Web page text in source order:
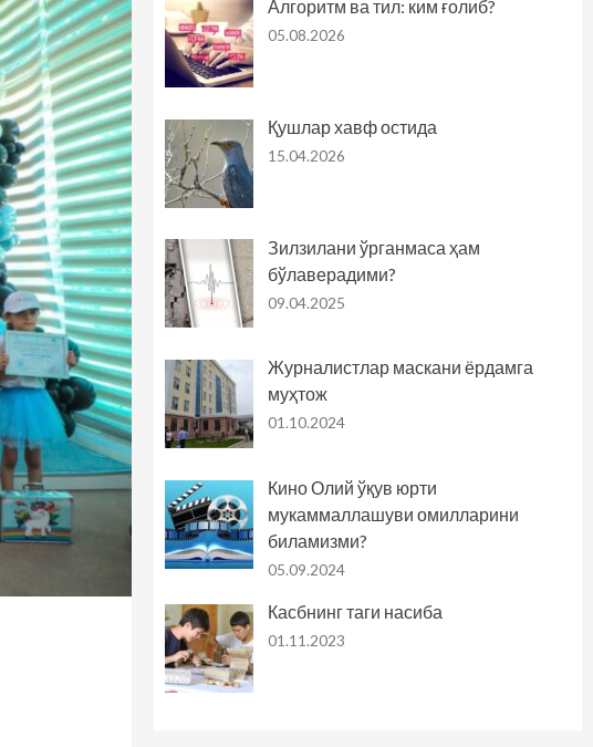
Алгоритм ва тил: ким ғолиб?
05.08.2026
Қушлар хавф остида
15.04.2026
Зилзилани ўрганмаса ҳам
бўлаверадими?
09.04.2025
Журналистлар маскани ёрдамга
муҳтож
01.10.2024
Кино Олий ўқув юрти
мукаммаллашуви омилларини
биламизми?
05.09.2024
Касбнинг таги насиба
01.11.2023